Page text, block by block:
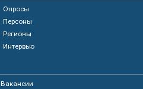
Опросы
Персоны
Регионы
Интервью
Вакансии